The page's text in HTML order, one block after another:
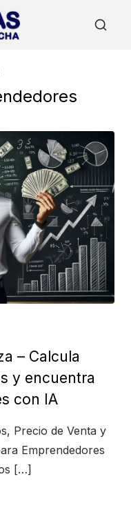
– Calcula
y encuentra
con IA
Precio de Venta y
Emprendedores
[…]